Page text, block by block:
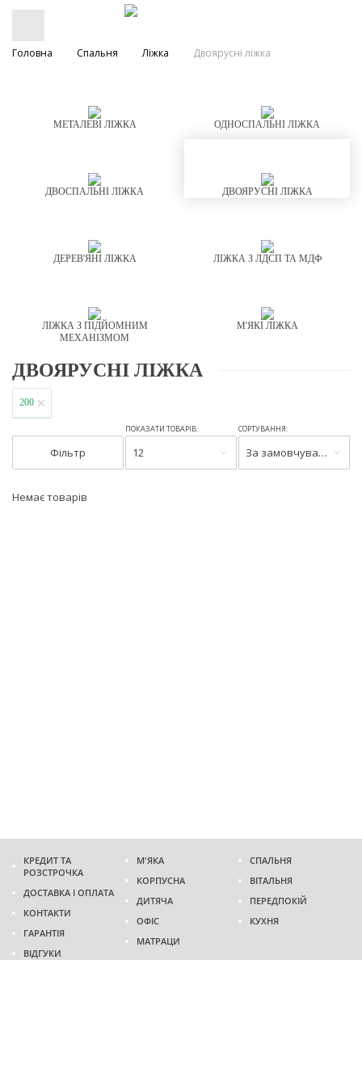
Головна Спальня Ліжка Двоярусні ліжка
МЕТАЛЕВІ ЛІЖКА ОДНОСПАЛЬНІ ЛІЖКА
ДВОСПАЛЬНІ ЛІЖКА ДВОЯРУСНІ ЛІЖКА
ДЕРЕВ'ЯНІ ЛІЖКА ЛІЖКА З ЛДСП ТА МДФ
ЛІЖКА З ПІДЙОМНИМ
МЕХАНІЗМОМ
М'ЯКІ ЛІЖКА
ДВОЯРУСНІ ЛІЖКА
200
Фільтр
ПОКАЗАТИ ТОВАРІВ:
12
СОРТУВАННЯ:
За замовчуванням
Немає товарів
КРЕДИТ ТА
РОЗСТРОЧКА
ДОСТАВКА І ОПЛАТА
КОНТАКТИ
ГАРАНТІЯ
ВІДГУКИ
М'ЯКА
КОРПУСНА
ДИТЯЧА
ОФІС
МАТРАЦИ
СПАЛЬНЯ
ВІТАЛЬНЯ
ПЕРЕДПОКІЙ
КУХНЯ